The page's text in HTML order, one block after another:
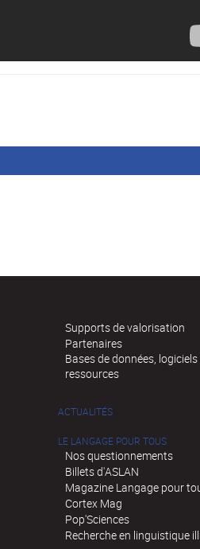
Supports de valorisation
Partenaires
Bases de données,
ressources
ACTUALITÉS
LE LANGAGE POUR TOUS
Nos questionnements
Billets d'ASLAN
Magazine Langage pour
Cortex Mag
Pop'Sciences
Recherche en linguistique